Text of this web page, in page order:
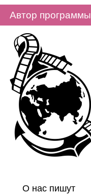
Автор программы
О нас пишут